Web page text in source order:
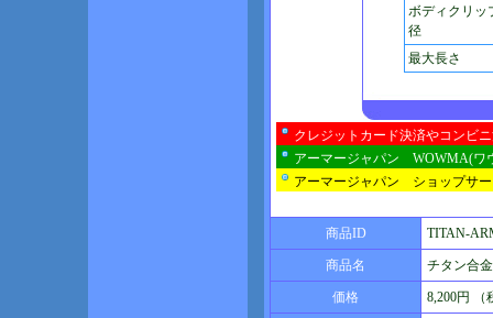
ボディクリッ
径
最大長さ
クレジットカード決済やコンビ
アーマージャパン WOWMA(ワ
アーマージャパン ショップサ
商品ID TITAN-
商品名 チタン合
価格 8,200円 （